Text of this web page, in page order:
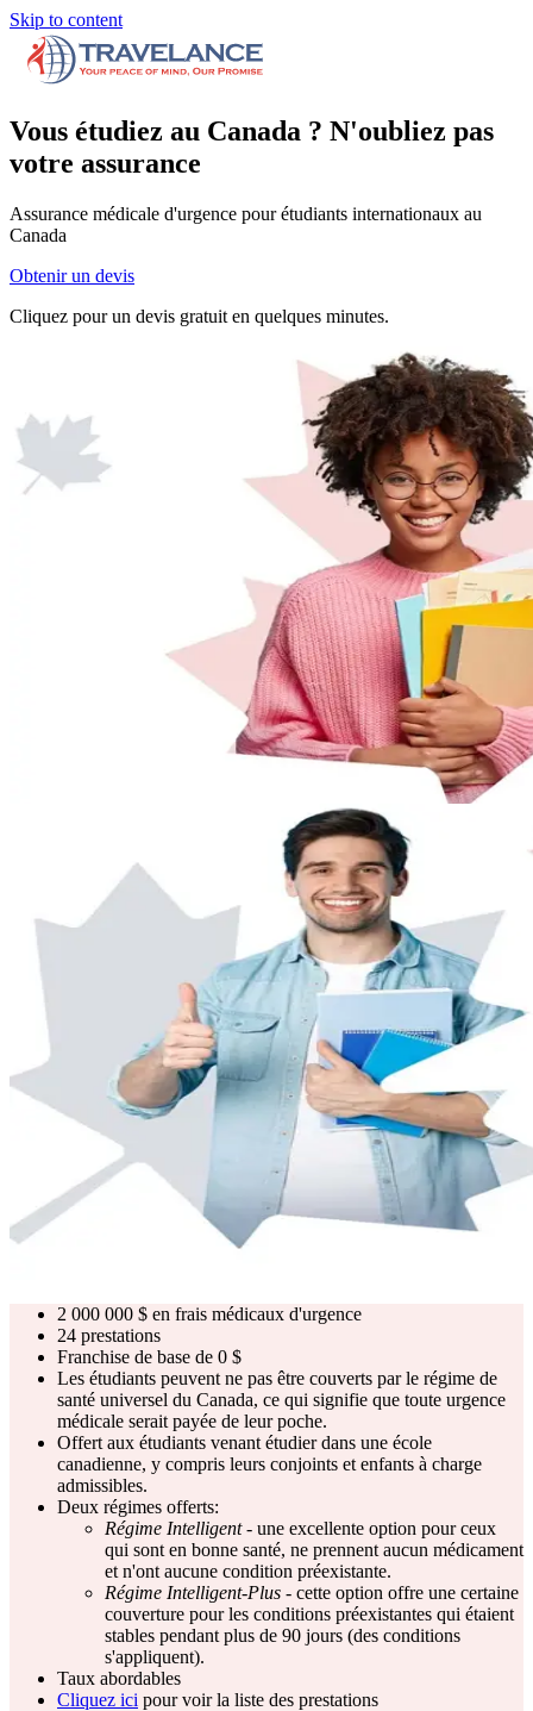
Skip to content
Vous étudiez au Canada ? N'oubliez pas
votre assurance
Assurance médicale d'urgence pour étudiants internationaux au
Canada
Obtenir un devis
Cliquez pour un devis gratuit en quelques minutes.
2 000 000 $ en frais médicaux d'urgence
24 prestations
Franchise de base de 0 $
Les étudiants peuvent ne pas être couverts par le régime de
santé universel du Canada, ce qui signifie que toute urgence
médicale serait payée de leur poche.
Offert aux étudiants venant étudier dans une école
canadienne, y compris leurs conjoints et enfants à charge
admissibles.
Deux régimes offerts:
Régime Intelligent- une excellente option pour ceux
qui sont en bonne santé, ne prennent aucun médicament
et n'ont aucune condition préexistante.
Régime Intelligent-Plus - cette option offre une certaine
couverture pour les conditions préexistantes qui étaient
stables pendant plus de 90 jours (des conditions
s'appliquent).
Taux abordables
Cliquez ici pour voir la liste des prestations